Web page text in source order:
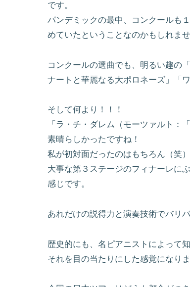
です。
パンデミックの最中、コンクールも
めていたということなのかもしれませ
コンクールの選曲でも、明るい趣の
ナートと華麗なる大ポロネーズ」「
そして何より！！！
「ラ・チ・ダレム（モーツァルト：
素晴らしかったですね！
私が初対面だったのはもちろん（笑
大事な第３ステージのフィナーレに
感じです。
あれだけの説得力と演奏技術でバリ
歴史的にも、名ピアニストによって
それを目の当たりにした感覚になりま